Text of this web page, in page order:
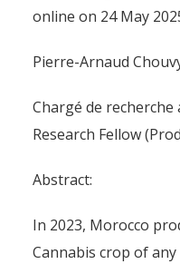
online on 24 May
Pierre-Arnaud
Chargé de recherche
Research Fellow
Abstract:
In 2023, Morocco
Cannabis crop of